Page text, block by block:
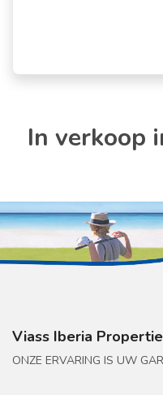
In verkoop
Viass Iberia
ONZE ERVARING IS UW